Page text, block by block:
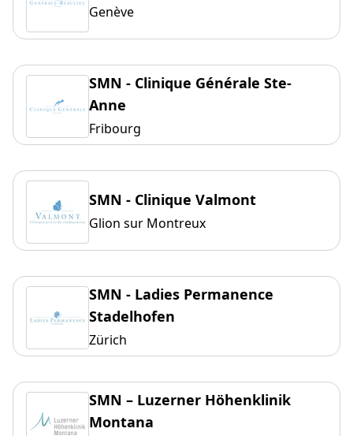
Genève
SMN - Clinique Générale Ste-
Anne
Fribourg
SMN - Clinique Valmont
Glion sur Montreux
SMN - Ladies Permanence
Stadelhofen
Zürich
SMN – Luzerner Höhenklinik
Montana